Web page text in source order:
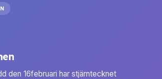
den 16februari har stjärntecknet